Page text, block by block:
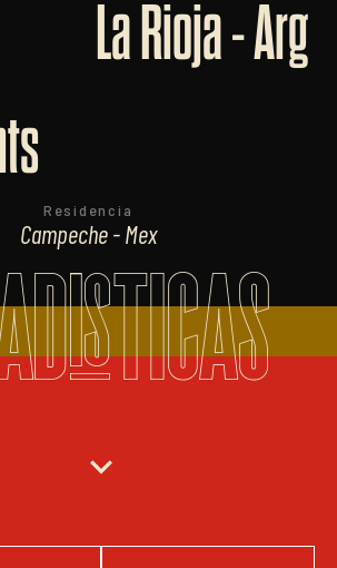
La Rioja - Arg
Residencia
Campeche - Mex
expand_more